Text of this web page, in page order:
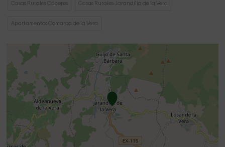
Casas Rurales Cáceres Casas Rurales Jarandilla de la Vera
Apartamentos Comarca de la Vera